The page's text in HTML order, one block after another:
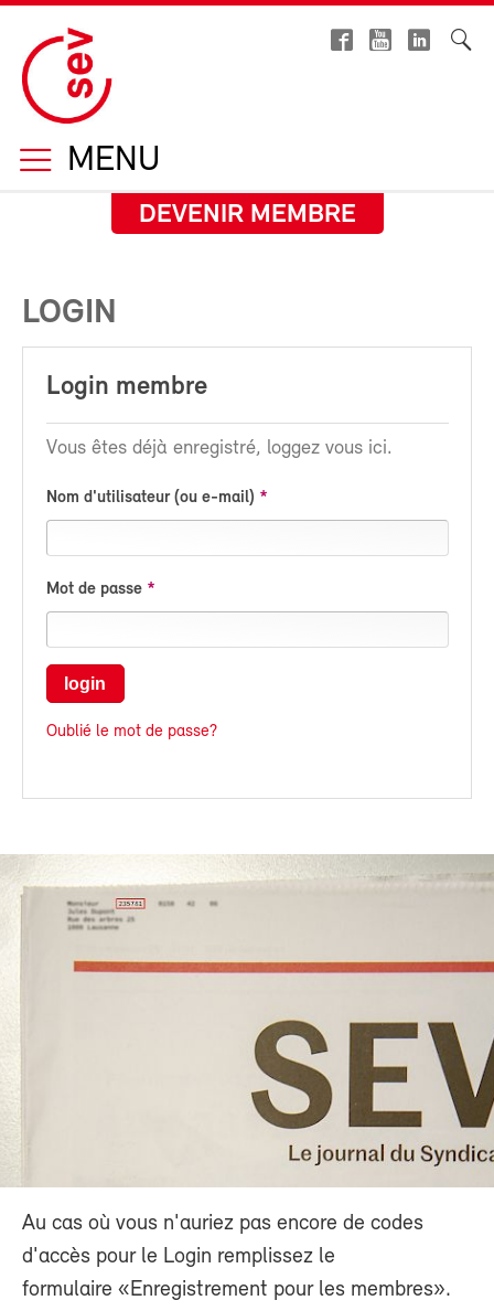
MENU
DEVENIR MEMBRE
LOGIN
Login membre
Vous êtes déjà enregistré, loggez vous ici.
Nom d'utilisateur (ou e-mail)
Mot de passe
login
Oublié le mot de passe?
Au cas où vous n'auriez pas encore de codes
d'accès pour le Login remplissez le
formulaire «Enregistrement pour les membres».